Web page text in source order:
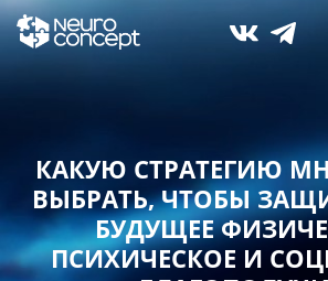
КАКУЮ СТРАТЕГИЮ
ВЫБРАТЬ,ЧТОБЫ
БУДУЩЕЕ
ПСИХИЧЕСКОЕ И